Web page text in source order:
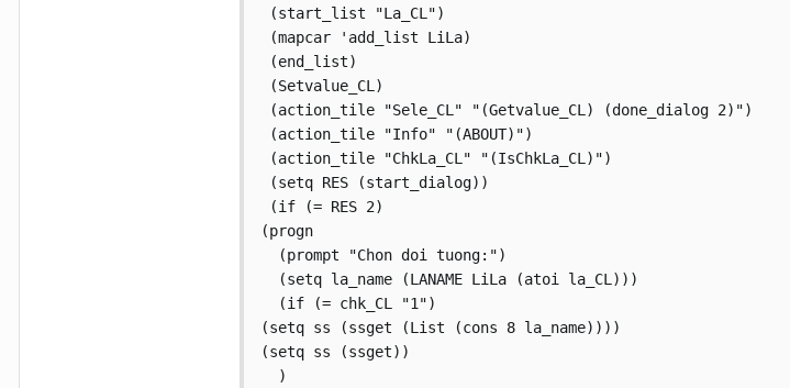
(start_list "La_CL")
(mapcar 'add_list LiLa)
(end_list)
(Setvalue_CL)
(action_tile "Sele_CL" "(Getvalue_CL) (done_dialog 2)")
(action_tile "Info" "(ABOUT)")
(action_tile "ChkLa_CL" "(IsChkLa_CL)")
(setq RES (start_dialog))
(if (= RES 2)
(progn
  (prompt "Chon doi tuong:")
  (setq la_name (LANAME LiLa (atoi la_CL)))
  (if (= chk_CL "1")
(setq ss (ssget (List (cons 8 la_name))))
(setq ss (ssget))
  )